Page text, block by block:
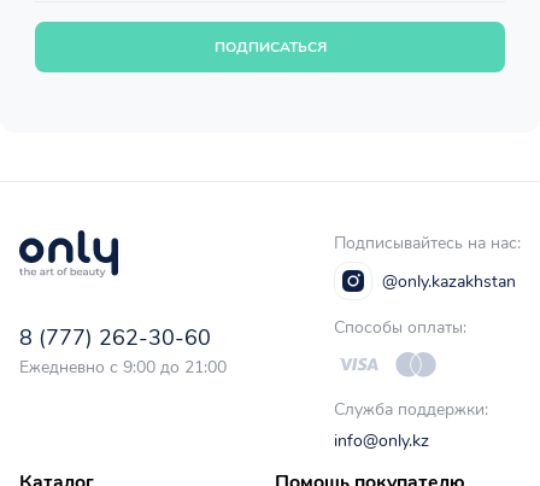
ПОДПИСАТЬСЯ
8 (777) 262-30-60
Ежедневно с 9:00 до 21:00
Подписывайтесь на нас:
@only.kazakhstan
Способы оплаты:
Служба поддержки:
info@only.kz